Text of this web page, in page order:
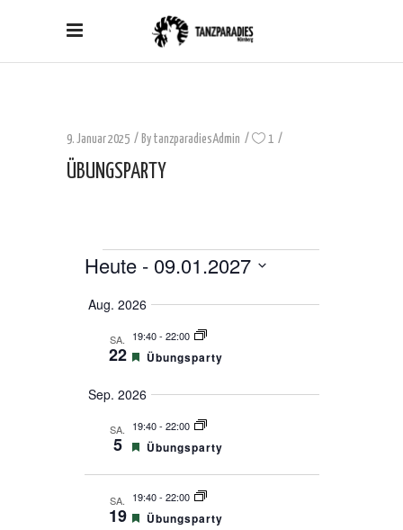
9. Januar 2025 By tanzparadiesAdmin 1
ÜBUNGSPARTY
VERANSTALTUNGEN
Heute - 09.01.2027
auswählen.
Aug. 2026
SA.
22
19:40- 22:00
Empfohlen
Übungsparty
Sep. 2026
SA.
5
19:40- 22:00
Empfohlen
Übungsparty
SA.
19
19:40- 22:00
Empfohlen
Übungsparty